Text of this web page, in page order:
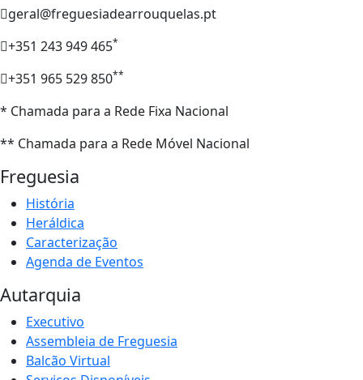
geral@freguesiadearrouquelas.pt
+351 243 949 465*
+351 965 529 850**
* Chamada para a Rede Fixa Nacional
** Chamada para a Rede Móvel Nacional
Freguesia
História
Heráldica
Caracterização
Agenda de Eventos
Autarquia
Executivo
Assembleia de Freguesia
Balcão Virtual